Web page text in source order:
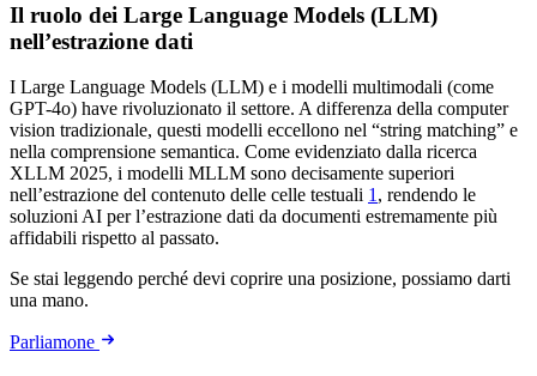
Il ruolo dei Large Language Models (LLM)
nell’estrazione dati
I Large Language Models (LLM) e i modelli multimodali (come
GPT-4o) have rivoluzionato il settore. A differenza della computer
vision tradizionale, questi modelli eccellono nel “string matching” e
nella comprensione semantica. Come evidenziato dalla ricerca
XLLM 2025, i modelli MLLM sono decisamente superiori
nell’estrazione del contenuto delle celle testuali 1 , rendendo le
soluzioni AI per l’estrazione dati da documenti estremamente più
affidabili rispetto al passato.
Se stai leggendo perché devi coprire una posizione, possiamo darti
una mano.
Parliamone